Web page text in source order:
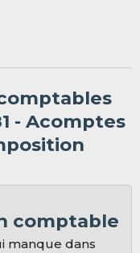
- Acomptes
comptable
manque dans